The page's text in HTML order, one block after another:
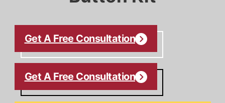
Get A Free Consultation
Get A Free Consultation